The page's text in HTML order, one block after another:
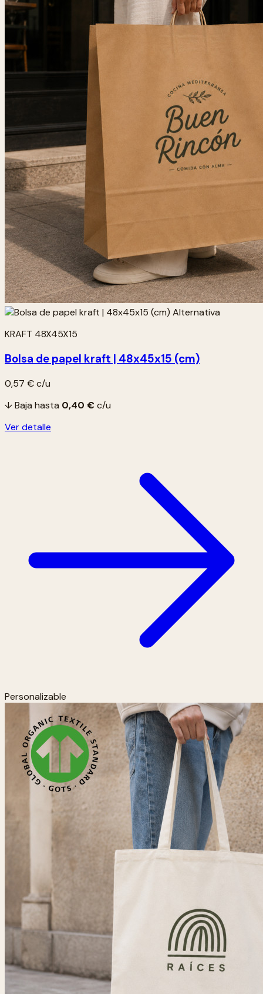
KRAFT 48X45X15
Bolsa de papel kraft | 48x45x15 (cm)
0,57 €c/u
↓ Baja hasta 0,40 €c/u
Ver detalle
Personalizable